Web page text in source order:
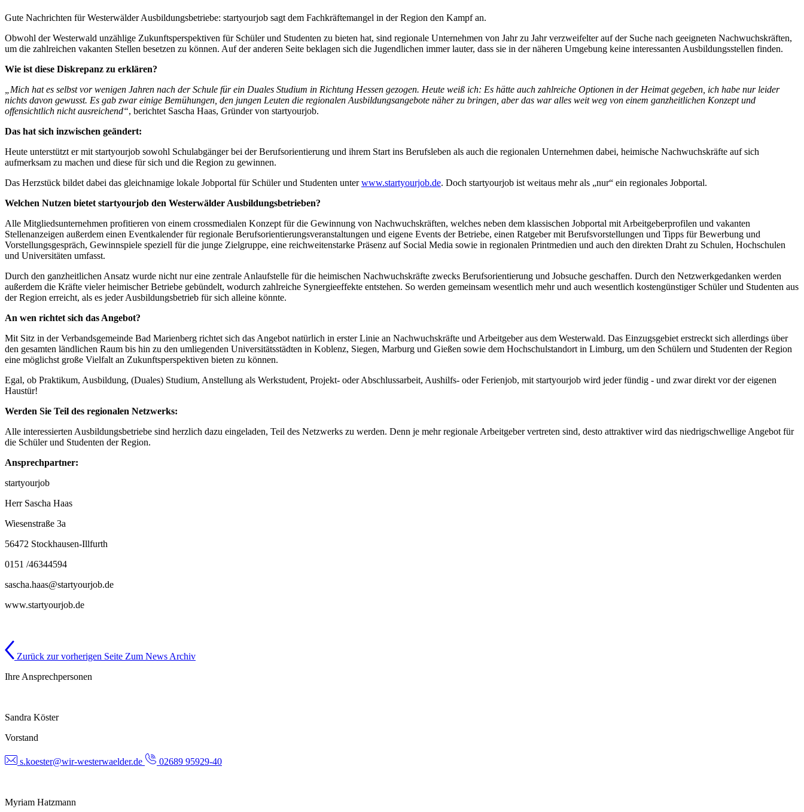
Gute Nachrichten für Westerwälder Ausbildungsbetriebe: startyourjob sagt dem Fachkräftemangel in der Region den Kampf an.
Obwohl der Westerwald unzählige Zukunftsperspektiven für Schüler und Studenten zu bieten hat, sind regionale Unternehmen von Jahr zu Jahr verzweifelter auf der Suche nach geeigneten Nachwuchskräften,
um die zahlreichen vakanten Stellen besetzen zu können. Auf der anderen Seite beklagen sich die Jugendlichen immer lauter, dass sie in der näheren Umgebung keine interessanten Ausbildungsstellen finden.
Wie ist diese Diskrepanz zu erklären?
„Mich hat es selbst vor wenigen Jahren nach der Schule für ein Duales Studium in Richtung Hessen gezogen. Heute weiß ich: Es hätte auch zahlreiche Optionen in der Heimat gegeben, ich habe nur leider
nichts davon gewusst. Es gab zwar einige Bemühungen, den jungen Leuten die regionalen Ausbildungsangebote näher zu bringen, aber das war alles weit weg von einem ganzheitlichen Konzept und
offensichtlich nicht ausreichend“, berichtet Sascha Haas, Gründer von startyourjob.
Das hat sich inzwischen geändert:
Heute unterstützt er mit startyourjob sowohl Schulabgänger bei der Berufsorientierung und ihrem Start ins Berufsleben als auch die regionalen Unternehmen dabei, heimische Nachwuchskräfte auf sich
aufmerksam zu machen und diese für sich und die Region zu gewinnen.
Das Herzstück bildet dabei das gleichnamige lokale Jobportal für Schüler und Studenten unterwww.startyourjob.de. Doch startyourjob ist weitaus mehr als „nur“ ein regionales Jobportal.
Welchen Nutzen bietet startyourjob den Westerwälder Ausbildungsbetrieben?
Alle Mitgliedsunternehmen profitieren von einem crossmedialen Konzept für die Gewinnung von Nachwuchskräften, welches neben dem klassischen Jobportal mit Arbeitgeberprofilen und vakanten
Stellenanzeigen außerdem einen Eventkalender für regionale Berufsorientierungsveranstaltungen und eigene Events der Betriebe, einen Ratgeber mit Berufsvorstellungen und Tipps für Bewerbung und
Vorstellungsgespräch, Gewinnspiele speziell für die junge Zielgruppe, eine reichweitenstarke Präsenz auf Social Media sowie in regionalen Printmedien und auch den direkten Draht zu Schulen, Hochschulen
und Universitäten umfasst.
Durch den ganzheitlichen Ansatz wurde nicht nur eine zentrale Anlaufstelle für die heimischen Nachwuchskräfte zwecks Berufsorientierung und Jobsuche geschaffen. Durch den Netzwerkgedanken werden
außerdem die Kräfte vieler heimischer Betriebe gebündelt, wodurch zahlreiche Synergieeffekte entstehen. So werden gemeinsam wesentlich mehr und auch wesentlich kostengünstiger Schüler und Studenten aus
der Region erreicht, als es jeder Ausbildungsbetrieb für sich alleine könnte.
An wen richtet sich das Angebot?
Mit Sitz in der Verbandsgemeinde Bad Marienberg richtet sich das Angebot natürlich in erster Linie an Nachwuchskräfte und Arbeitgeber aus dem Westerwald. Das Einzugsgebiet erstreckt sich allerdings über
den gesamten ländlichen Raum bis hin zu den umliegenden Universitätsstädten in Koblenz, Siegen, Marburg und Gießen sowie dem Hochschulstandort in Limburg, um den Schülern und Studenten der Region
eine möglichst große Vielfalt an Zukunftsperspektiven bieten zu können.
Egal, ob Praktikum, Ausbildung, (Duales) Studium, Anstellung als Werkstudent, Projekt- oder Abschlussarbeit, Aushilfs- oder Ferienjob, mit startyourjob wird jeder fündig - und zwar direkt vor der eigenen
Haustür!
Werden Sie Teil des regionalen Netzwerks:
Alle interessierten Ausbildungsbetriebe sind herzlich dazu eingeladen, Teil des Netzwerks zu werden. Denn je mehr regionale Arbeitgeber vertreten sind, desto attraktiver wird das niedrigschwellige Angebot für
die Schüler und Studenten der Region.
Ansprechpartner:
startyourjob
Herr Sascha Haas
Wiesenstraße 3a
56472 Stockhausen-Illfurth
0151 /46344594
sascha.haas@startyourjob.de
www.startyourjob.de
Zurück zur vorherigen Seite Zum News Archiv
Ihre Ansprechpersonen
Sandra Köster
Vorstand
s.koester@wir-westerwaelder.de 02689 95929-40
Myriam Hatzmann